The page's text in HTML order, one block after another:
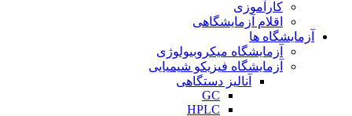
کارآموزی
اقلام آزمایشگاهی
آزمایشگاه ها
آزمایشگاه میکروبیولوژی
آزمایشگاه فیزیکو شیمیایی
آنالیز دستگاهی
GC
HPLC